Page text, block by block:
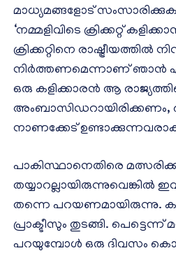
മാധ്യമങ്ങളോട്
‘നമ്മളിവിടെ ക്രിക്കറ്റ്
ക്രിക്കറ്റിനെ രാഷ്ട്രീയത്തില്‍
നിര്‍ത്തണമെന്നാണ് ഞാന്‍
ഒരു കളിക്കാരന്‍ ആ
അംബാസിഡറായിരിക്കണം,
നാണക്കേട്
പാകിസ്ഥാനെതിരെ
തയ്യാറല്ലായിരുന്നുവെങ്കില്‍
തന്നെ പറയണമായിരുന്നു.
പ്രാക്ടീസും തുടങ്ങി. പെട്ടെന്ന്
പറയുമ്പോള്‍ ഒരു ദിവസം